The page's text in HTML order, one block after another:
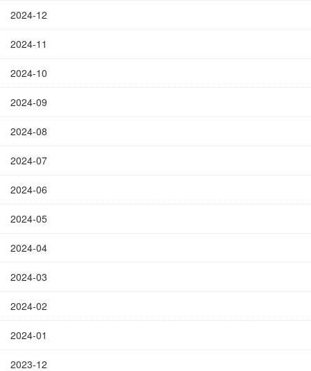
2024-12
2024-11
2024-10
2024-09
2024-08
2024-07
2024-06
2024-05
2024-04
2024-03
2024-02
2024-01
2023-12